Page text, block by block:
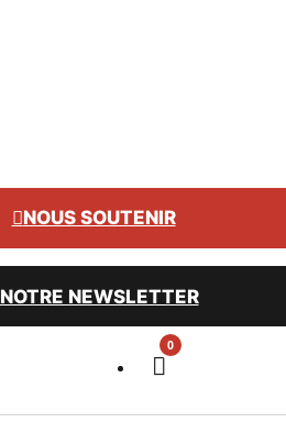
NOUS SOUTENIR
NOTRE NEWSLETTER
0